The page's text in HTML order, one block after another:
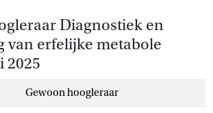
Diagnostiek en
van erfelijke metabole
2025
gewoon hoogleraar